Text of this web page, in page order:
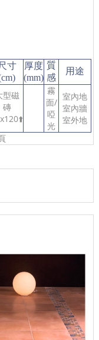
寸
厚度
(mm)
質
感
用途
型磁
磚
霧
面/
啞
光
室內地
室內牆
室外地